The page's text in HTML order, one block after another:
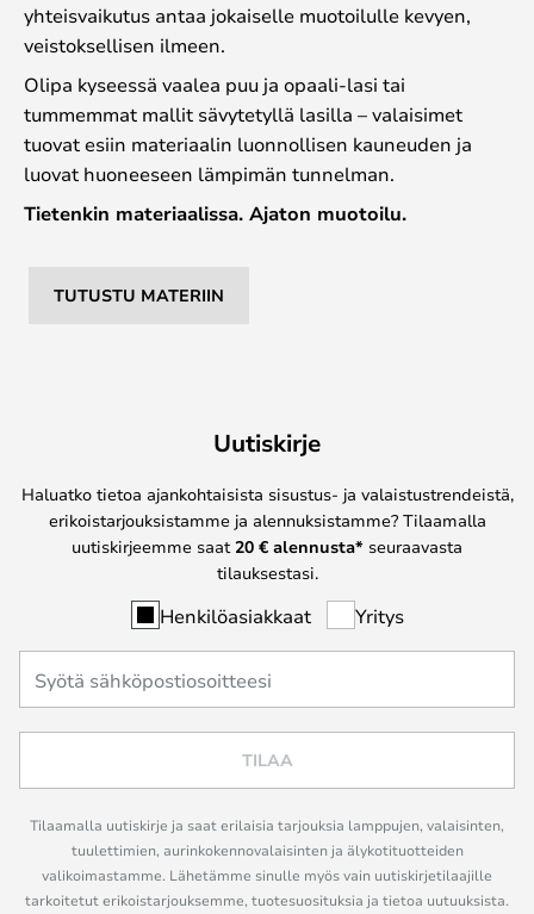
yhteisvaikutus antaa jokaiselle muotoilulle kevyen,
veistoksellisen ilmeen.
Olipa kyseessä vaalea puu ja opaali-lasi tai
tummemmat mallit sävytetyllä lasilla – valaisimet
tuovat esiin materiaalin luonnollisen kauneuden ja
luovat huoneeseen lämpimän tunnelman.
Tietenkin materiaalissa. Ajaton muotoilu.
TUTUSTU MATERIIN
Uutiskirje
Haluatko tietoa ajankohtaisista sisustus- ja valaistustrendeistä,
erikoistarjouksistamme ja alennuksistamme? Tilaamalla
uutiskirjeemme saat 20 € alennusta* seuraavasta
tilauksestasi.
Henkilöasiakkaat Yritys
TILAA
Tilaamalla uutiskirje ja saat erilaisia tarjouksia lamppujen, valaisinten,
tuulettimien, aurinkokennovalaisinten ja älykotituotteiden
valikoimastamme. Lähetämme sinulle myös vain uutiskirjetilaajille
tarkoitetut erikoistarjouksemme, tuotesuosituksia ja tietoa uutuuksista.